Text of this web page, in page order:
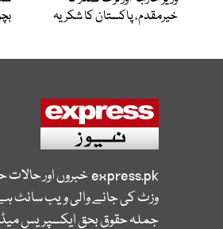
خیرمقدم، پاکستان کا شکریہ
express.pkخبروں اور
وزٹ کی جانے والی ویب سائٹ
جملہ حقوق بحق ایکسپریس